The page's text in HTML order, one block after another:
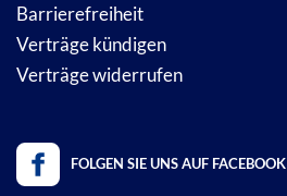
Barrierefreiheit
Verträge kündigen
Verträge widerrufen
FOLGEN SIE UNS AUF FACEBOOK